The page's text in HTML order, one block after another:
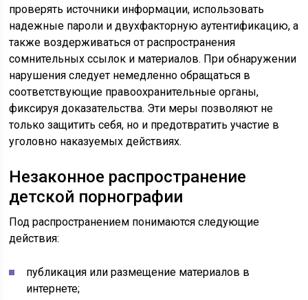
проверять источники информации, использовать
надежные пароли и двухфакторную аутентификацию, а
также воздерживаться от распространения
сомнительных ссылок и материалов. При обнаружении
нарушения следует немедленно обращаться в
соответствующие правоохранительные органы,
фиксируя доказательства. Эти меры позволяют не
только защитить себя, но и предотвратить участие в
уголовно наказуемых действиях.
Незаконное распространение
детской порнографии
Под распространением понимаются следующие
действия:
публикация или размещение материалов в
интернете;